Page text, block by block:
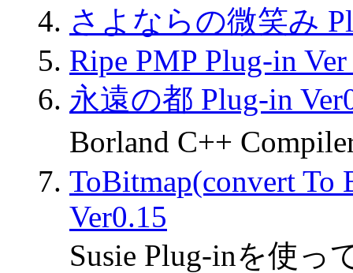
さよならの微笑み
Ripe PMP Plug-in
永遠の都 Plug-in
Borland C++
ToBitmap(convert To
Ver0.15
Susie Plug-inを使っ